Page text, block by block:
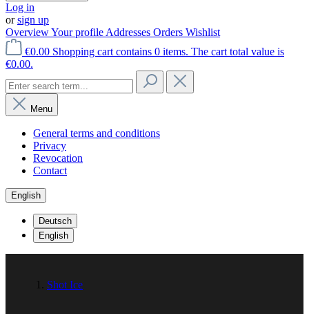
Log in
orsign up
OverviewYour profile Addresses Orders Wishlist
€0.00 Shopping cart contains 0 items. The cart total value is
€0.00.
Menu
General terms and conditions
Privacy
Revocation
Contact
English
Deutsch
English
Shot Ice